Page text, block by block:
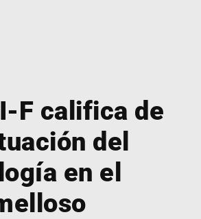
F califica de
del
en el